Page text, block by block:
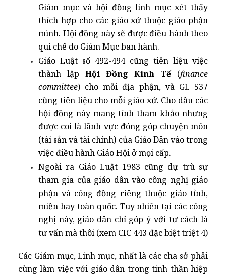
Giám mục và hội đồng linh mục xét thấy
thích hợp cho các giáo xứ thuộc giáo phận
mình. Hội đồng này sẽ được điều hành theo
qui chế do Giám Mục ban hành.
Giáo Luật số 492-494 cũng tiên liệu việc
thành lập Hội Đồng Kinh Tế (finance
committee) cho mỗi địa phận, và GL 537
cũng tiên liệu cho mỗi giáo xứ. Cho dầu các
hội đồng này mang tính tham khảo nhưng
được coi là lãnh vực đóng góp chuyện môn
(tài sản và tài chính) của Giáo Dân vào trong
việc điều hành Giáo Hội ở mọi cấp.
Ngoài ra Giáo Luật 1983 cũng dự trù sự
tham gia của giáo dân vào công nghị giáo
phận và công đồng riêng thuộc giáo tỉnh,
miền hay toàn quốc. Tuy nhiên tại các công
nghị này, giáo dân chỉ góp ý với tư cách là
tư vấn mà thôi (xem CIC 443 đặc biệt triệt 4)
Các Giám mục, Linh mục, nhất là các cha sở phải
cùng làm việc với giáo dân trong tinh thần hiệp